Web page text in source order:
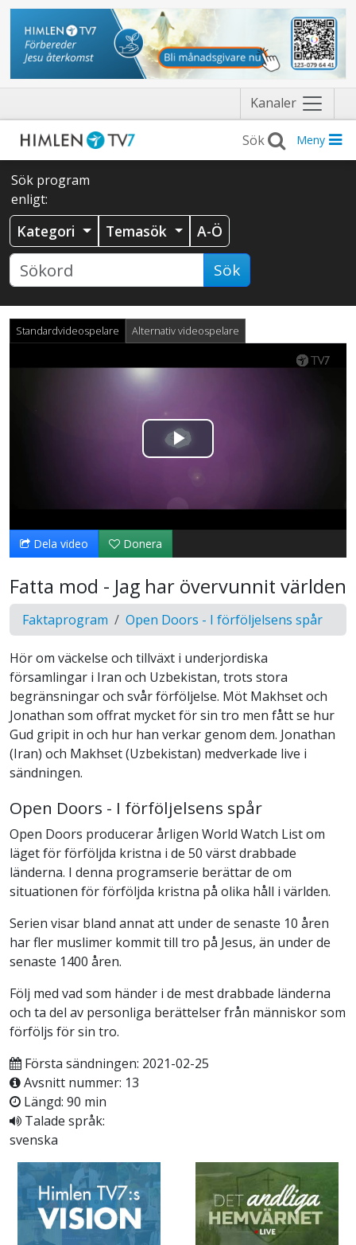
Kanaler Näytä
valikko
Meny
Sök program
enligt:
Kategori Temasök A-Ö
Sök
Standardvideospelare Alternativ videospelare
Spela
video
Dela video Donera
Fatta mod - Jag har övervunnit världen
Faktaprogram Open Doors - I förföljelsens spår
Hör om väckelse och tillväxt i underjordiska
församlingar i Iran och Uzbekistan, trots stora
begränsningar och svår förföljelse. Möt Makhset och
Jonathan som offrat mycket för sin tro men fått se hur
Gud gripit in och hur han verkar genom dem. Jonathan
(Iran) och Makhset (Uzbekistan) medverkade live i
sändningen.
Open Doors - I förföljelsens spår
Open Doors producerar årligen World Watch List om
läget för förföljda kristna i de 50 värst drabbade
länderna. I denna programserie berättar de om
situationen för förföljda kristna på olika håll i världen.
Serien visar bland annat att under de senaste 10 åren
har fler muslimer kommit till tro på Jesus, än under de
senaste 1400 åren.
Följ med vad som händer i de mest drabbade länderna
och ta del av personliga berättelser från människor som
förföljs för sin tro.
Första sändningen: 2021-02-25
Avsnitt nummer: 13
Längd: 90 min
Talade språk:
svenska